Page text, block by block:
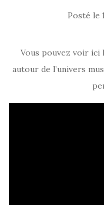
Posté le
Vous pouvez voir ici
autour de l’univers